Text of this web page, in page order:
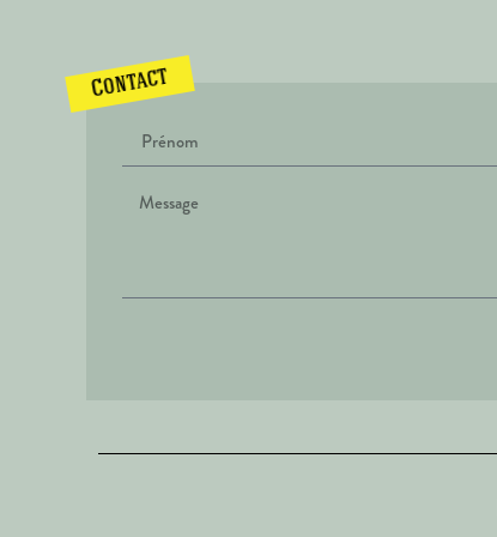
Contact